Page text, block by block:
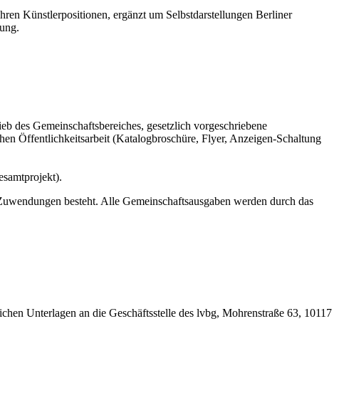
Künstlerpositionen, ergänzt um Selbstdarstellungen Berliner
des Gemeinschaftsbereiches, gesetzlich vorgeschriebene
Öffentlichkeitsarbeit (Katalogbroschüre, Flyer, Anzeigen-Schaltung
besteht. Alle Gemeinschaftsausgaben werden durch das
Unterlagen an die Geschäftsstelle des lvbg, Mohrenstraße 63, 10117